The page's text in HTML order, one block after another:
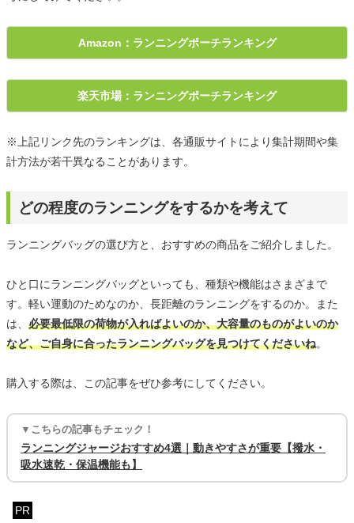
Amazon：ランニングポーチランキング
楽天市場：ランニングポーチランキング
※上記リンク先のランキングは、各通販サイトにより集計期間や集
計方法が若干異なることがあります。
どの程度のランニングをするかを考えて
ランニングバッグの選び方と、おすすめの商品をご紹介しました。
ひと口にランニングバッグといっても、種類や機能はさまざまで
す。軽い運動のためなのか、長距離のランニングをするのか。また
は、 必要最低限の荷物が入ればよいのか、大容量のものがよいのか
など、ご自身に合ったランニングバッグを見つけてくださいね。
購入する際は、この記事をぜひ参考にしてください。
▼こちらの記事もチェック！
ランニングジャージおすすめ4選｜動きやすさが重要【撥水・
吸水速乾・保温機能も】
PR